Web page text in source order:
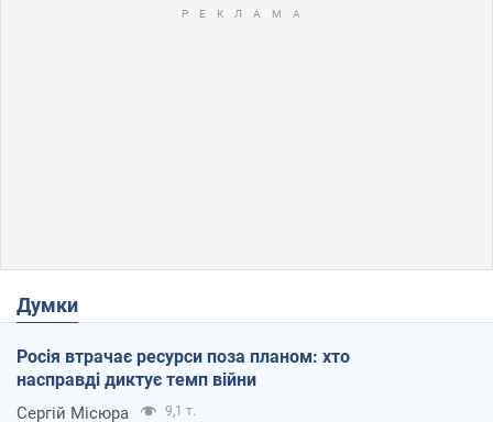
Думки
Росія втрачає ресурси поза планом: хто
насправді диктує темп війни
Сергій Місюра 9,1 т.